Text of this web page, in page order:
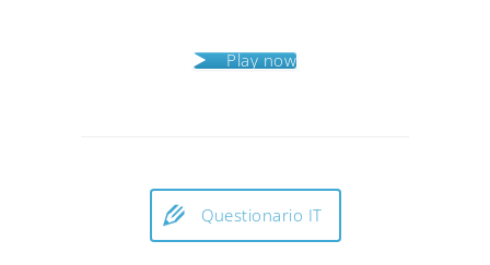
Play now
Questionario IT